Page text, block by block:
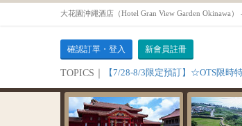
確認訂單・登入 新會員註冊
TOPICS｜ 【7/28-8/3限定預訂】☆OTS限時